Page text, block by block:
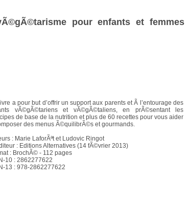
pour enfants et femmes
a pour but d’offrir un support aux parents et Ã l’entourage des
vÃ©gÃ©tariens et vÃ©gÃ©taliens, en prÃ©sentant les
de base de la nutrition et plus de 60 recettes pour vous aider
des menus Ã©quilibrÃ©s et gourmands.
: Marie LaforÃªt et Ludovic Ringot
: Editions Alternatives (14 fÃ©vrier 2013)
: BrochÃ© - 112 pages
10 : 2862277622
13 : 978-2862277622